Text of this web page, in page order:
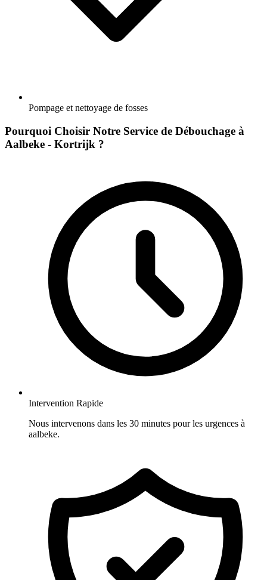
Pompage et nettoyage de fosses
Pourquoi Choisir Notre Service de Débouchage à
Aalbeke - Kortrijk ?
Intervention Rapide
Nous intervenons dans les 30 minutes pour les urgences à
aalbeke.